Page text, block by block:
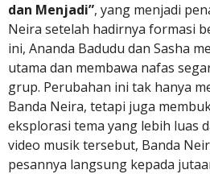
dan Menjadi”, yang menjadi
Neira setelah hadirnya formasi
ini, Ananda Badudu dan Sasha
utama dan membawa nafas
grup. Perubahan ini tak hanya
Banda Neira, tetapi juga
eksplorasi tema yang lebih luas
video musik tersebut, Banda
pesannya langsung kepada